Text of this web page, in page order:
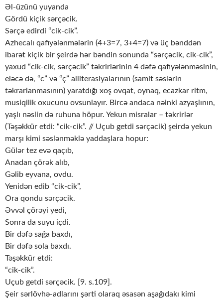
Əl-üzünü yuyanda
Gördü kiçik sərçəcik.
Sərçə edirdi “cik-cik”.
Azhecalı qafiyələnmələrin (4+3=7, 3+4=7) və üç bənddən
ibarət kiçik bir şeirdə hər bəndin sonunda “sərçəcik, cik-cik”,
yaxud “cik-cik, sərçəcik” təkrirlərinin 4 dəfə qafiyələnməsinin,
eləcə də, “c” və “ç” alliterasiyalarının (samit səslərin
təkrarlanmasının) yaratdığı xoş ovqat, oynaq, ecazkar ritm,
musiqilik oxucunu ovsunlayır. Bircə andaca nəinki azyaşlının,
yaşlı nəslin də ruhuna höpur. Yekun misralar – təkrirlər
(Təşəkkür etdi: “cik-cik”. // Uçub getdi sərçəcik) şeirdə yekun
marşı kimi səslənməklə yaddaşlara hopur:
Gülər tez evə qaçıb,
Anadan çörək alıb,
Gəlib eyvana, ovdu.
Yenidən edib “cik-cik”,
Ora qondu sərçəcik.
Əvvəl çörəyi yedi,
Sonra da suyu içdi.
Bir dəfə sağa baxdı,
Bir dəfə sola baxdı.
Təşəkkür etdi:
“cik-cik”.
Uçub getdi sərçəcik. [9. s.109].
Şeir sərlövhə-adlarını şərti olaraq əsasən aşağıdakı kimi